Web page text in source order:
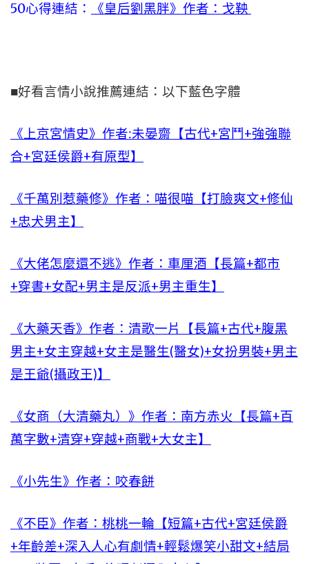
50心得連結： 《皇后劉黑胖》作者：戈鞅
■好看言情小說推薦連結：以下藍色字體
《上京宮情史》作者:未晏齋【古代+宮鬥+強強聯
合+宮廷侯爵+有原型】
《千萬別惹藥修》作者：喵很喵【打臉爽文+修仙
+忠犬男主】
《大佬怎麼還不逃》作者：車厘酒【長篇+都市
+穿書+女配+男主是反派+男主重生】
《大藥天香》作者：清歌一片【長篇+古代+腹黑
男主+女主穿越+女主是醫生(醫女)+女扮男裝+男主
是王爺(攝政王)】
《女商（大清藥丸）》作者：南方赤火【長篇+百
萬字數+清穿+穿越+商戰+大女主】
《小先生》作者：咬春餅
《不臣》作者：桃桃一輪【短篇+古代+宮廷侯爵
+年齡差+深入人心有劇情+輕鬆爆笑小甜文+結局